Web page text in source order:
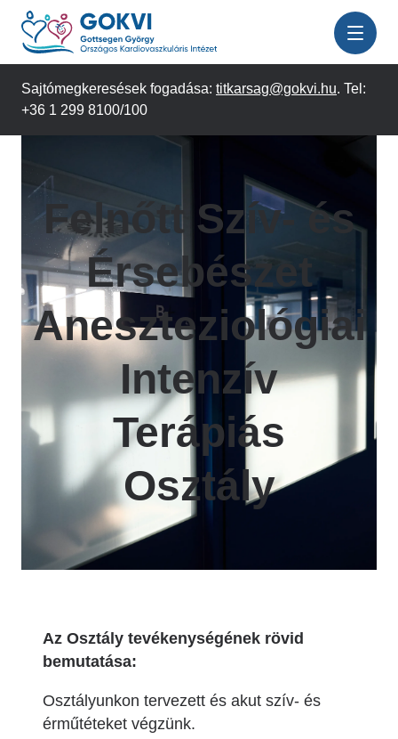
Ugrás
tartalomra
Sajtómegkeresések fogadása: titkarsag@gokvi.hu. Tel:
+36 1 299 8100/100
Felnőtt Szív- és
Érsebészet
Aneszteziológiai
Intenzív
Terápiás
Osztály
Az Osztály tevékenységének rövid
bemutatása:
Osztályunkon tervezett és akut szív- és
érműtéteket végzünk.